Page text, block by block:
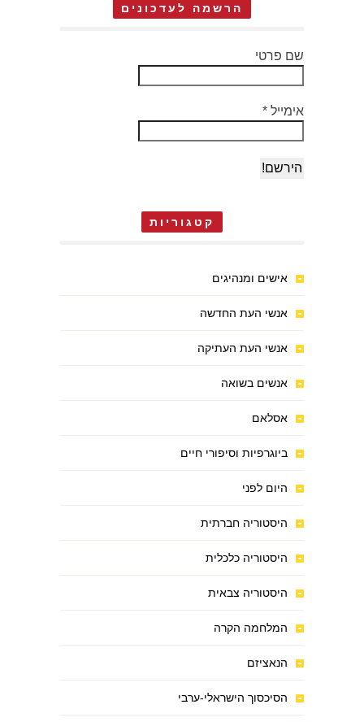
הרשמה לעדכונים
שם פרטי
אימייל *
קטגוריות
אישים ומנהיגים
אנשי העת החדשה
אנשי העת העתיקה
אנשים בשואה
אסלאם
ביוגרפיות וסיפורי חיים
היום לפני
היסטוריה חברתית
היסטוריה כלכלית
היסטוריה צבאית
המלחמה הקרה
הנאציזם
הסיכסוך הישראלי-ערבי